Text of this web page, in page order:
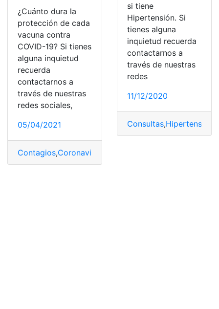
¿Cuánto dura la
protección de cada
vacuna contra
COVID-19? Si tienes
alguna inquietud
recuerda
contactarnos a
través de nuestras
redes sociales,
05/04/2021
Contagios,Coronavirus
si tiene
Hipertensión. Si
tienes alguna
inquietud recuerda
contactarnos a
través de nuestras
redes
11/12/2020
Consultas,Hipertensión